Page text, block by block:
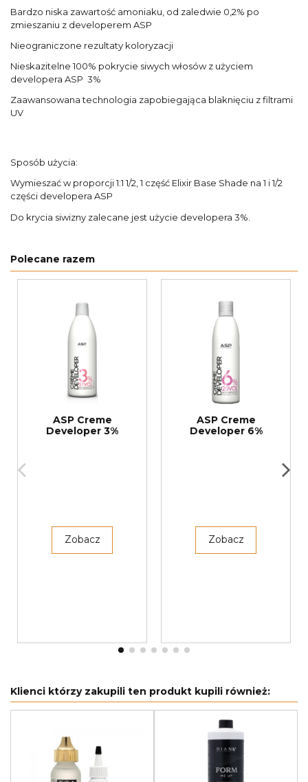
Bardzo niska zawartość amoniaku, od zaledwie 0,2% po
zmieszaniu z developerem ASP
Nieograniczone rezultaty koloryzacji
Nieskazitelne 100% pokrycie siwych włosów z użyciem
developera ASP 3%
Zaawansowana technologia zapobiegająca blaknięciu z filtrami
UV
Sposób użycia:
Wymieszać w proporcji 1:1 1/2, 1 część Elixir Base Shade na 1 i 1/2
części developera ASP
Do krycia siwizny zalecane jest użycie developera 3%.
Polecane razem
ASP Creme
Developer 3%
Zobacz
ASP Creme
Developer 6%
Zobacz
Klienci którzy zakupili ten produkt kupili również: